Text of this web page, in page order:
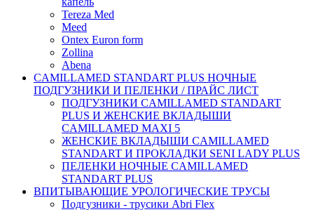
Tereza Med
Meed
Ontex Euron form
Zollina
Abena
CAMILLAMED STANDART PLUS НОЧНЫЕ
ПОДГУЗНИКИ И ПЕЛЕНКИ / ПРАЙС ЛИСТ
ПОДГУЗНИКИ CAMILLAMED STANDART
PLUS И ЖЕНСКИЕ ВКЛАДЫШИ
CAMILLAMED MAXI 5
ЖЕНСКИЕ ВКЛАДЫШИ CAMILLAMED
STANDART И ПРОКЛАДКИ SENI LADY PLUS
ПЕЛЕНКИ НОЧНЫЕ CAMILLAMED
STANDART PLUS
ВПИТЫВАЮЩИЕ УРОЛОГИЧЕСКИЕ ТРУСЫ
Подгузники - трусики Abri Flex